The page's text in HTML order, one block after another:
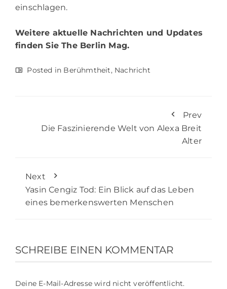
einschlagen.
Weitere aktuelle Nachrichten und Updates
finden SieThe Berlin Mag.
Posted in Berühmtheit, Nachricht
Prev
Die Faszinierende Welt von Alexa Breit
Alter
Next
Yasin Cengiz Tod: Ein Blick auf das Leben
eines bemerkenswerten Menschen
SCHREIBE EINEN KOMMENTAR
Deine E-Mail-Adresse wird nicht veröffentlicht.